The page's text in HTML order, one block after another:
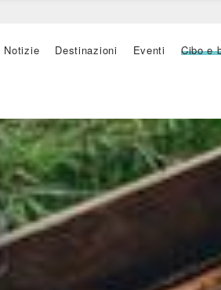
Notizie Destinazioni Eventi Cibo e